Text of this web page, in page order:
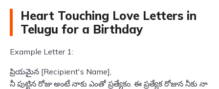
Heart Touching Love Letters in
Telugu for a Birthday
Example Letter 1:
ప్రియమైన [Recipient's Name],
నీ పుట్టిన రోజు అంటే నాకు ఎంతో ప్రత్యేకం. ఈ ప్రత్యేక రోజున నీకు నా